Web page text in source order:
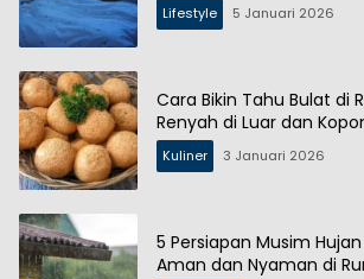
Lifestyle 5 Januari 2026
Cara Bikin Tahu Bulat di
Renyah di Luar dan
Kuliner 3 Januari 2026
5 Persiapan Musim
Aman dan Nyaman di